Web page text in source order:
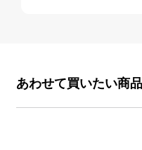
あわせて買いたい商品